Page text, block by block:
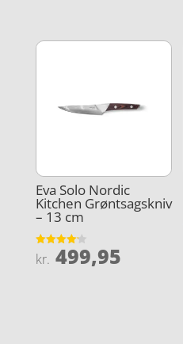
Eva Solo Nordic
Kitchen Grøntsagskniv
– 13 cm
Vurderet
4.2
kr. 499,95